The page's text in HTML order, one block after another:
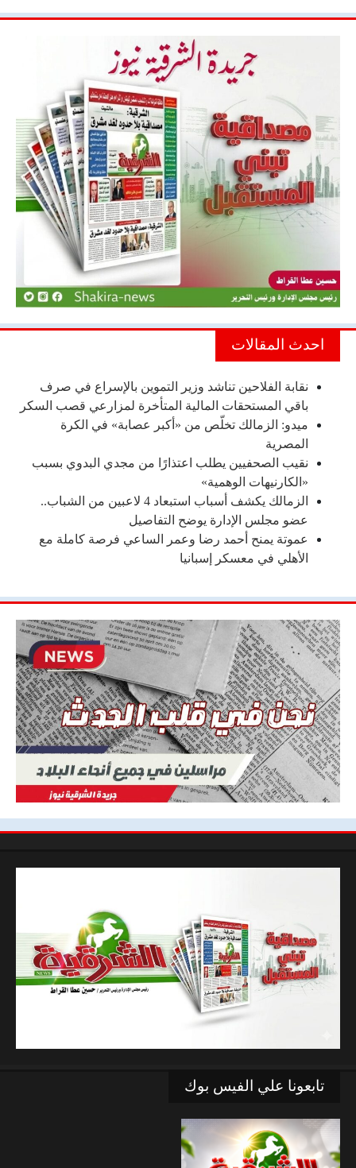
احدث المقالات
نقابة الفلاحين تناشد وزير التموين بالإسراع في صرف
باقي المستحقات المالية المتأخرة لمزارعي قصب السكر
ميدو: الزمالك تخلّص من «أكبر عصابة» في الكرة
المصرية
نقيب الصحفيين يطلب اعتذارًا من مجدي البدوي بسبب
«الكارنيهات الوهمية»
الزمالك يكشف أسباب استبعاد 4 لاعبين من الشباب..
عضو مجلس الإدارة يوضح التفاصيل
عموتة يمنح أحمد رضا وعمر الساعي فرصة كاملة مع
الأهلي في معسكر إسبانيا
تابعونا علي الفيس بوك